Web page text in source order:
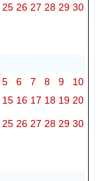
25 26 27 28 29 30
5 6 7 8 9
10
15 16 17 18 19 20
25 26 27 28 29 30